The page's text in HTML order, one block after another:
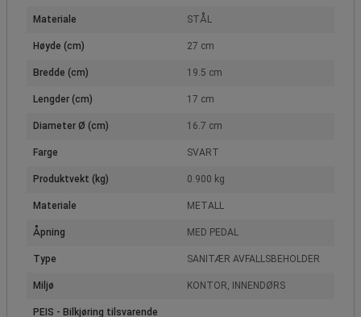
Materiale STÅL
Høyde (cm) 27 cm
Bredde (cm) 19.5 cm
Lengder (cm) 17 cm
Diameter Ø (cm) 16.7 cm
Farge SVART
Produktvekt (kg) 0.900 kg
Materiale METALL
Åpning MED PEDAL
Type SANITÆR AVFALLSBEHOLDER
Miljø KONTOR, INNENDØRS
PEIS - Bilkjøring tilsvarende